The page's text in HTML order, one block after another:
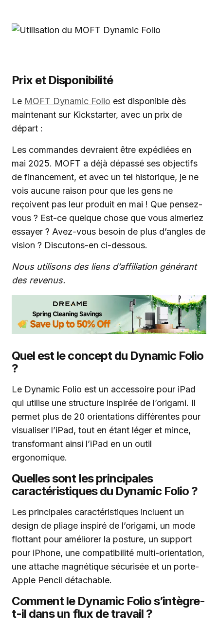
Prix et Disponibilité
Le MOFT Dynamic Folio est disponible dès
maintenant sur Kickstarter, avec un prix de
départ :
Les commandes devraient être expédiées en
mai 2025. MOFT a déjà dépassé ses objectifs
de financement, et avec un tel historique, je ne
vois aucune raison pour que les gens ne
reçoivent pas leur produit en mai ! Que pensez-
vous ? Est-ce quelque chose que vous aimeriez
essayer ? Avez-vous besoin de plus d’angles de
vision ? Discutons-en ci-dessous.
Nous utilisons des liens d’affiliation générant
des revenus.
Quel est le concept du Dynamic Folio
?
Le Dynamic Folio est un accessoire pour iPad
qui utilise une structure inspirée de l’origami. Il
permet plus de 20 orientations différentes pour
visualiser l’iPad, tout en étant léger et mince,
transformant ainsi l’iPad en un outil
ergonomique.
Quelles sont les principales
caractéristiques du Dynamic Folio ?
Les principales caractéristiques incluent un
design de pliage inspiré de l’origami, un mode
flottant pour améliorer la posture, un support
pour iPhone, une compatibilité multi-orientation,
une attache magnétique sécurisée et un porte-
Apple Pencil détachable.
Comment le Dynamic Folio s’intègre-
t-il dans un flux de travail ?